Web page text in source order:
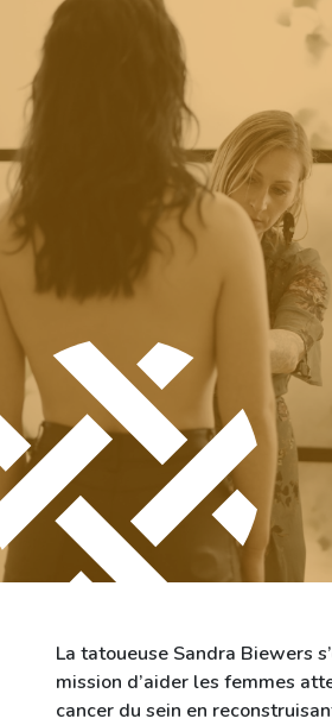
Vidéos
Ville de
Contact
La tatoueuse Sandra Biewers
mission d’aider les femmes
cancer du sein en